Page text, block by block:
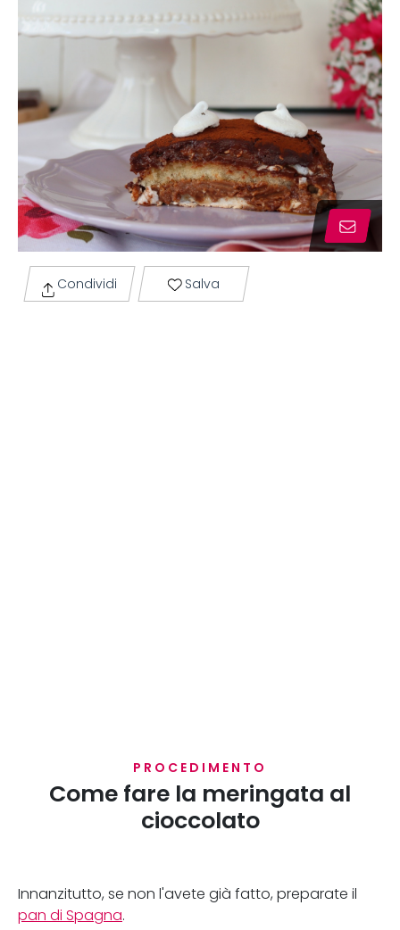
Condividi Salva
PROCEDIMENTO
Come fare la meringata al
cioccolato
Innanzitutto, se non l'avete già fatto, preparate il
pan di Spagna.